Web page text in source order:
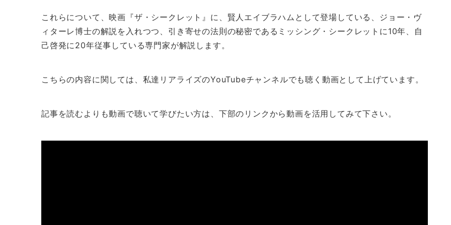
これらについて、映画『ザ・シークレット』に、賢人エイブラハムとして登場している、ジョー・ヴ
ィターレ博士の解説を入れつつ、引き寄せの法則の秘密であるミッシング・シークレットに10年、自
己啓発に20年従事している専門家が解説します。
こちらの内容に関しては、私達リアライズのYouTubeチャンネルでも聴く動画として上げています。
記事を読むよりも動画で聴いて学びたい方は、下部のリンクから動画を活用してみて下さい。